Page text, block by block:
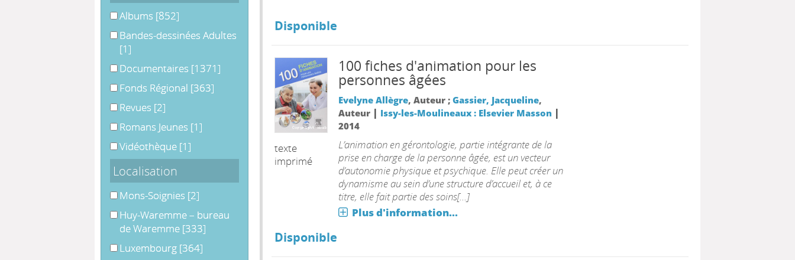
Disponible
texte
imprimé
100 fiches d'animation pour les
personnes âgées
Evelyne Allègre, Auteur ; Gassier, Jacqueline,
Auteur | Issy-les-Moulineaux : Elsevier Masson |
2014
L’animation en gérontologie, partie intégrante de la
prise en charge de la personne âgée, est un vecteur
d’autonomie physique et psychique. Elle peut créer un
dynamisme au sein d’une structure d’accueil et, à ce
titre, elle fait partie des soins[...]
Plus d'information...
Disponible
Albums
Albums [852]
Bandes-dessinées Adultes
Bandes-dessinées Adultes
[1]
Documentaires
Documentaires [1371]
Fonds Régional
Fonds Régional [363]
Revues
Revues [2]
Romans Jeunes
Romans Jeunes [1]
Vidéothèque
Vidéothèque [1]
Localisation
Mons-Soignies
Mons-Soignies [2]
Huy-Waremme – bureau de Waremme
Huy-Waremme – bureau
de Waremme [333]
Luxembourg
Luxembourg [364]